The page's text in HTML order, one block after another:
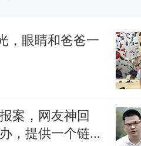
，原地守1天等它长大：
大海 目击者直呼震惊 （
师一句“跟我回家”改写了
，眼睛和爸爸一
案，网友神回
，提供一个链接